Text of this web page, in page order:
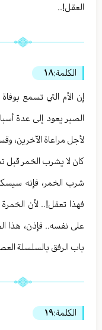
العقل!..
الكلمة:١٨
إن الأم التي تسمع
الصبر يعود إلى عدة
لأجل مراعاة
كان لا يشرب الخمر قبل
شرب الخمر، فإنه
فهذا تعقل!.. لأن
على نفسه.. فإذن، هذا
باب الرفق بالسلسلة
الكلمة:١٩